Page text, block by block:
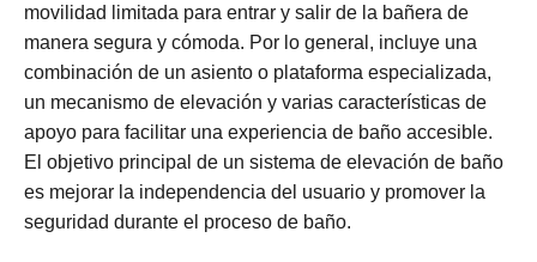
movilidad limitada para entrar y salir de la bañera de
manera segura y cómoda. Por lo general, incluye una
combinación de un asiento o plataforma especializada,
un mecanismo de elevación y varias características de
apoyo para facilitar una experiencia de baño accesible.
El objetivo principal de un sistema de elevación de baño
es mejorar la independencia del usuario y promover la
seguridad durante el proceso de baño.